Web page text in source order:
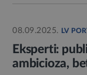
08.09.2025. LV
Eksperti:
ambicioza,